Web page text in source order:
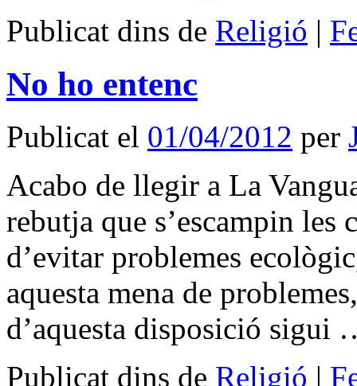
Publicat dins de Religió |
No ho entenc
Publicat el 01/04/2012 per
Acabo de llegir a La
rebutja que s’escampin les
d’evitar problemes
aquesta mena de
d’aquesta disposició
Publicat dins de Religió |